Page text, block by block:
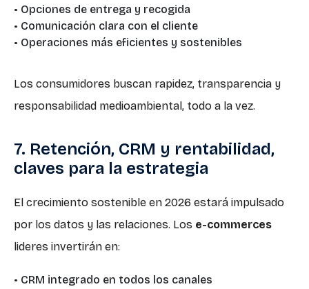
• Opciones de entrega y recogida
• Comunicación clara con el cliente
• Operaciones más eficientes y sostenibles
Los consumidores buscan rapidez, transparencia y
responsabilidad medioambiental, todo a la vez.
7. Retención, CRM y rentabilidad,
claves para la estrategia
El crecimiento sostenible en 2026 estará impulsado
por los datos y las relaciones. Los e-commerces
lideres invertirán en:
• CRM integrado en todos los canales